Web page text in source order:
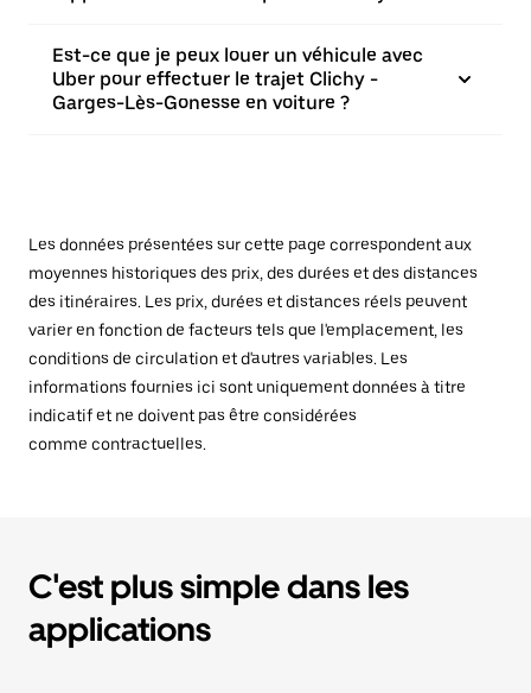
Est-ce que je peux louer un véhicule avec
Uber pour effectuer le trajet Clichy -
Garges-Lès-Gonesse en voiture ?
Les données présentées sur cette page correspondent aux
moyennes historiques des prix, des durées et des distances
des itinéraires. Les prix, durées et distances réels peuvent
varier en fonction de facteurs tels que l'emplacement, les
conditions de circulation et d'autres variables. Les
informations fournies ici sont uniquement données à titre
indicatif et ne doivent pas être considérées
comme contractuelles.
C'est plus simple dans les
applications